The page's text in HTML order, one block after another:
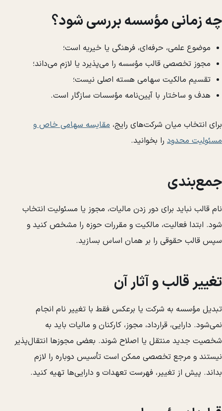
چه زمانی مؤسسه بررسی شود؟
موضوع علمی، حرفه‌ای، فرهنگی یا خیریه است؛
مجوز تخصصی قالب مؤسسه را می‌پذیرد یا لازم می‌داند؛
تقسیم مالکیت سهامی هسته اصلی نیست؛
هدف و ساختار با آیین‌نامه مؤسسات سازگار است.
برای انتخاب میان شرکت‌های رایج، مقایسه سهامی خاص و
مسئولیت محدود را بخوانید.
جمع‌بندی
نام قالب نباید برای دور زدن مالیات، مجوز یا مسئولیت انتخاب
شود. ابتدا فعالیت، مالکیت و مقررات حوزه را مشخص کنید و
سپس قالب حقوقی را بر همان اساس بسازید.
تغییر قالب و آثار آن
تبدیل مؤسسه به شرکت یا برعکس فقط با تغییر نام انجام
نمی‌شود. دارایی، قرارداد، مجوز، کارکنان و مالیات باید به
شخصیت جدید منتقل یا اصلاح شوند. بعضی مجوزها انتقال‌پذیر
نیستند و مرجع تخصصی ممکن است تأسیس دوباره را لازم
بداند. پیش از تغییر، فهرست تعهدات و دارایی‌ها تهیه کنید.